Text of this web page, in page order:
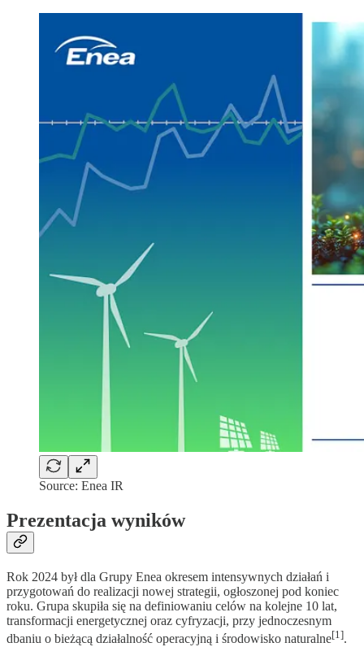
Source: Enea IR
Prezentacja wyników
Rok 2024 był dla Grupy Enea okresem intensywnych działań i
przygotowań do realizacji nowej strategii, ogłoszonej pod koniec
roku. Grupa skupiła się na definiowaniu celów na kolejne 10 lat,
transformacji energetycznej oraz cyfryzacji, przy jednoczesnym
dbaniu o bieżącą działalność operacyjną i środowisko naturalne[1].